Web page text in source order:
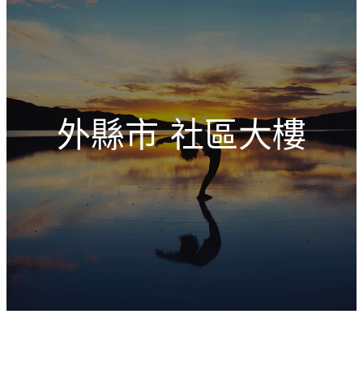
外縣市 社區大樓